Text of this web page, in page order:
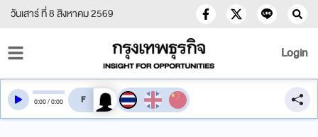
วันเสาร์ ที่ 8 สิงหาคม 2569
Login
0:00/0:00 สลับเสียงอ่าน